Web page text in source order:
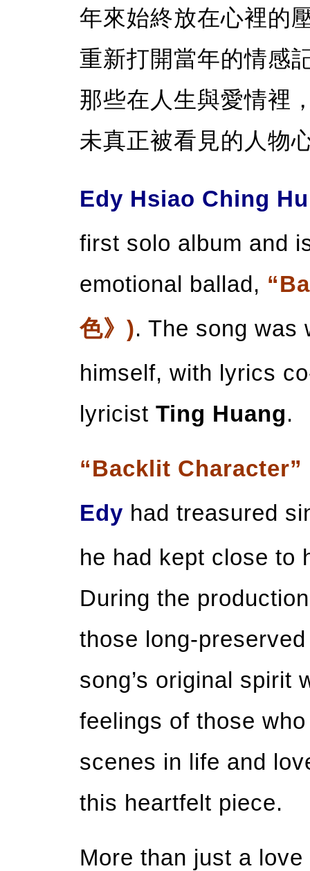
年來始終放在心裡的
重新打開當年的情感
那些在人生與愛情裡
未真正被看見的人物
Edy Hsiao Ching
first solo album and
emotional ballad,
色》). The song was
himself, with lyrics
lyricist Ting Huang.
“Backlit Character”
Edy had treasured
he had kept close to
During the
those long-
song’s original spirit
feelings of those
scenes in life and
this heartfelt piece.
More than just a